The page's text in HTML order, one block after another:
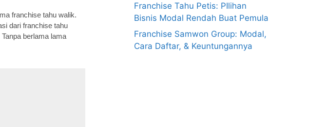
franchise tahu walik.
dari franchise tahu
berlama lama
Franchise Tahu Petis: PIlihan
Bisnis Modal Rendah Buat Pemula
Franchise Samwon Group: Modal,
Cara Daftar, & Keuntungannya